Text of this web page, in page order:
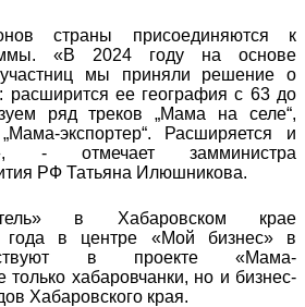
страны присоединяются к
«В 2024 году на основе
мы приняли решение о
расширится ее география с 63 до
ряд треков „Мама на селе“,
экспортер“. Расширяется и
- отмечает замминистра
РФ Татьяна Илюшникова.
в Хабаровском крае
года в центре «Мой бизнес» в
в проекте «Мама-
только хабаровчанки, но и бизнес-
Хабаровского края.